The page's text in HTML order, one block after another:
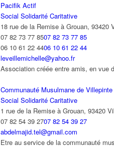
Pacifik Actif
Social Solidarité Caritative
18 rue de la Remise à Grouan, 93420
07 82 73 77 8507 82 73 77 85
06 10 61 22 4406 10 61 22 44
leveillemichelle@yahoo.fr
Association créée entre amis, en vue
Communauté Musulmane de
Social Solidarité Caritative
1 rue de la Remise à Grouan, 93420
07 82 54 39 2707 82 54 39 27
abdelmajid.tel@gmail.com
Etre au service de la communauté